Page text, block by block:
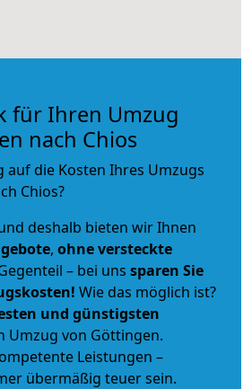
für Ihren Umzug
nach Chios
auf die Kosten Ihres Umzugs
Chios?
deshalb bieten wir Ihnen
, ohne versteckte
– bei uns sparen Sie
Wie das möglich ist?
und günstigsten
Umzug von Göttingen.
Leistungen –
übermäßig teuer sein.